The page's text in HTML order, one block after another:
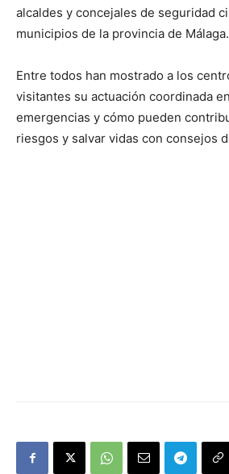
alcaldes y concejales de seguridad
municipios de la provincia de Málaga.
Entre todos han mostrado a los
visitantes su actuación coordinada
emergencias y cómo pueden
riesgos y salvar vidas con consejos